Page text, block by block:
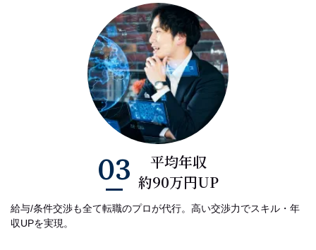
03
平均年収
約90万円UP
給与/条件交渉も全て転職のプロが代行。高い交渉力でスキル・年
収UPを実現。